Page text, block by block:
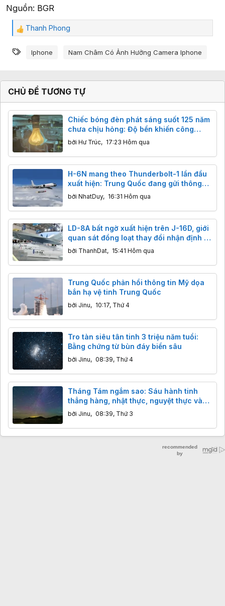
Nguồn: BGR
C
m
c
:
Thanh Phong
Từ khóa
Iphone Nam Châm Có Ảnh Hưởng Camera Iphone
CHỦ ĐỀ TƯƠNG TỰ
Chiếc bóng đèn phát sáng suốt 125 năm
chưa chịu hỏng: Độ bền khiến công
nghệ hiện đại cũng phải ngả nón
bởi Hư Trúc, 17:23 Hôm qua
H-6N mang theo Thunderbolt-1 lần đầu
xuất hiện: Trung Quốc đang gửi thông
điệp gì tới các nhóm tàu sân bay?
bởi NhatDuy, 16:31 Hôm qua
LD-8A bất ngờ xuất hiện trên J-16D, giới
quan sát đồng loạt thay đổi nhận định về
tên lửa chống radar mới của Trung
bởi ThanhDat, 15:41 Hôm qua
Trung Quốc phản hồi thông tin Mỹ dọa
bắn hạ vệ tinh Trung Quốc
bởi Jinu, 10:17, Thứ 4
Tro tàn siêu tân tinh 3 triệu năm tuổi:
Bằng chứng từ bùn đáy biển sâu
bởi Jinu, 08:39, Thứ 4
Tháng Tám ngắm sao: Sáu hành tinh
thẳng hàng, nhật thực, nguyệt thực và
ngôi sao khổng lồ đáng sợ
bởi Jinu, 08:39, Thứ 3